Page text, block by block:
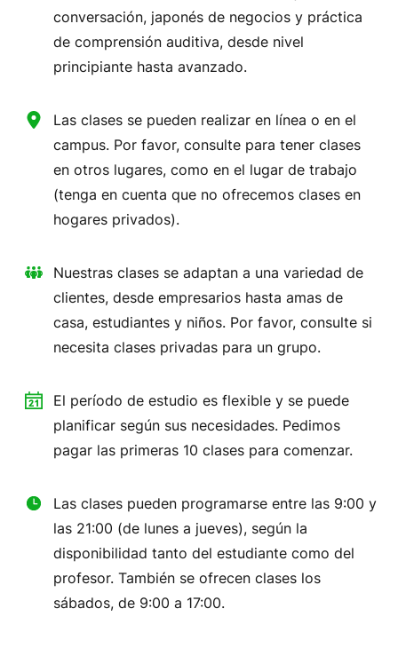
conversación, japonés de negocios y práctica
de comprensión auditiva, desde nivel
principiante hasta avanzado.
Las clases se pueden realizar en línea o en el
campus. Por favor, consulte para tener clases
en otros lugares, como en el lugar de trabajo
(tenga en cuenta que no ofrecemos clases en
hogares privados).
Nuestras clases se adaptan a una variedad de
clientes, desde empresarios hasta amas de
casa, estudiantes y niños. Por favor, consulte si
necesita clases privadas para un grupo.
El período de estudio es flexible y se puede
planificar según sus necesidades. Pedimos
pagar las primeras 10 clases para comenzar.
Las clases pueden programarse entre las 9:00 y
las 21:00 (de lunes a jueves), según la
disponibilidad tanto del estudiante como del
profesor. También se ofrecen clases los
sábados, de 9:00 a 17:00.